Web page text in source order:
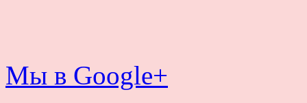
Мы в Google+